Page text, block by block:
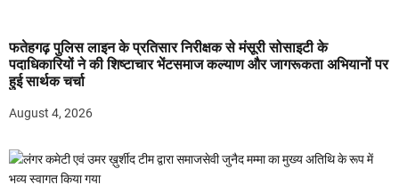
फतेहगढ़ पुलिस लाइन के प्रतिसार निरीक्षक से मंसूरी सोसाइटी के
पदाधिकारियों ने की शिष्टाचार भेंटसमाज कल्याण और जागरूकता अभियानों पर
हुई सार्थक चर्चा
August 4, 2026